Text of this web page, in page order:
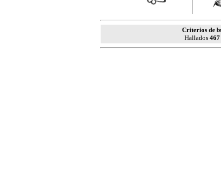
Criterios de
Hallados 467